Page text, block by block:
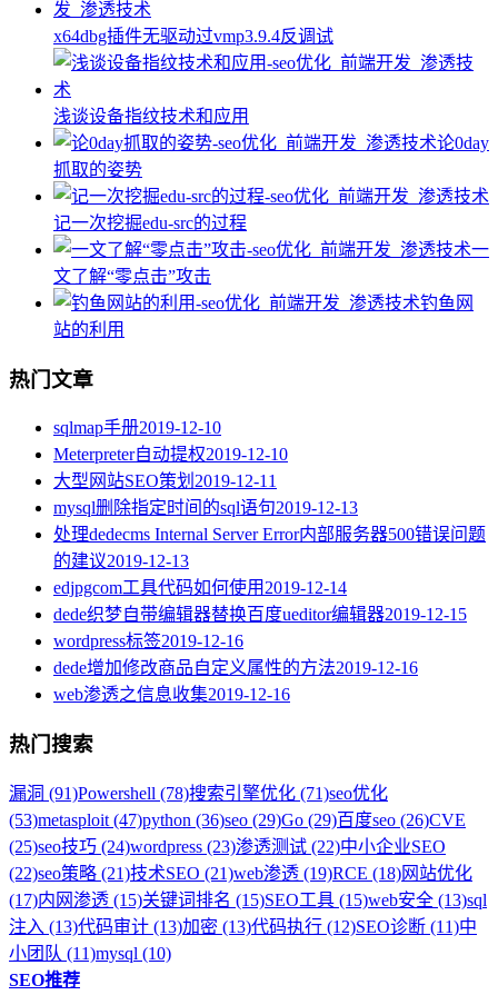
x64dbg插件无驱动过vmp3.9.4反调试
浅谈设备指纹技术和应用
论0day
抓取的姿势
记一次挖掘edu-src的过程
一
文了解“零点击”攻击
钓鱼网
站的利用
热门文章
sqlmap手册2019-12-10
Meterpreter自动提权2019-12-10
大型网站SEO策划 2019-12-11
mysql删除指定时间的sql语句2019-12-13
处理dedecms Internal Server Error内部服务器500错误问题
的建议2019-12-13
edjpgcom工具代码如何使用 2019-12-14
dede织梦自带编辑器替换百度ueditor编辑器2019-12-15
wordpress标签2019-12-16
dede增加修改商品自定义属性的方法2019-12-16
web渗透之信息收集2019-12-16
热门搜索
漏洞 (91)Powershell (78)搜索引擎优化 (71)seo优化
(53)metasploit (47)python (36)seo (29)Go (29)百度seo (26)CVE
(25)seo技巧 (24)wordpress (23)渗透测试 (22)中小企业SEO
(22)seo策略 (21)技术SEO (21)web渗透 (19)RCE (18)网站优化
(17)内网渗透 (15)关键词排名 (15)SEO工具 (15)web安全 (13)sql
注入 (13)代码审计 (13)加密 (13)代码执行 (12)SEO诊断 (11)中
小团队 (11)mysql (10)
SEO推荐